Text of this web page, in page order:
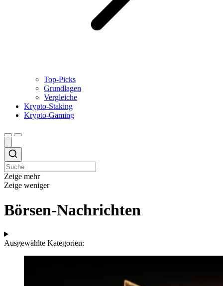
Top-Picks
Grundlagen
Vergleiche
Krypto-Staking
Krypto-Gaming
Zeige mehr
Zeige weniger
Börsen-Nachrichten
Ausgewählte Kategorien: